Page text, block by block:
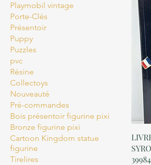
Playmobil vintage
Porte-Clés
Présentoir
Puppy
Puzzles
pvc
Résine
Collectoys
Nouveauté
Pré-commandes
Bois présentoir figurine pixi
Bronze figurine pixi
Cartoon Kingdom statue
figurine
Tirelires
39984